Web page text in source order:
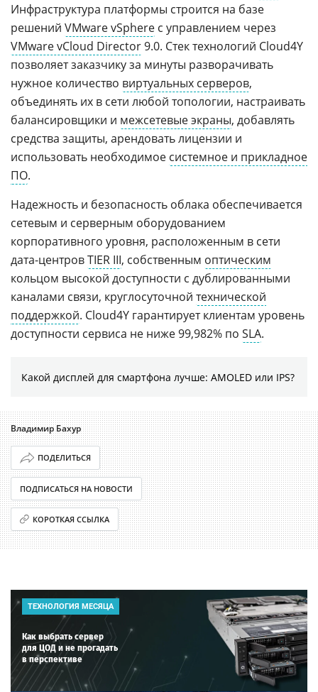
Инфраструктура платформы строится на базе
решений VMware vSphere с управлением через
VMware vCloud Director9.0. Стек технологий Cloud4Y
позволяет заказчику за минуты разворачивать
нужное количество виртуальных серверов,
объединять их в сети любой топологии, настраивать
балансировщики и межсетевые экраны, добавлять
средства защиты, арендовать лицензии и
использовать необходимое системное и прикладное
ПО.
Надежность и безопасность облака обеспечивается
сетевым и серверным оборудованием
корпоративного уровня, расположенным в сети
дата-центровTIER III, собственным оптическим
кольцом высокой доступности с дублированными
каналами связи, круглосуточной технической
поддержкой. Cloud4Y гарантирует клиентам уровень
доступности сервиса не ниже 99,982% по SLA.
Какой дисплей для смартфона лучше: AMOLED или IPS?
Владимир Бахур
ПОДЕЛИТЬСЯ
ПОДПИСАТЬСЯ НА НОВОСТИ
КОРОТКАЯ ССЫЛКА
ТЕХНОЛОГИЯ МЕСЯЦА
Как выбрать сервер
для ЦОД и не прогадать
в перспективе